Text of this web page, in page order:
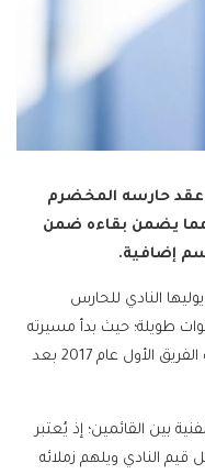
عقد حارسه المخضرم
بينسوليو حتى صيف عام 2027، مما يضمن بقاءه ضمن
إضافية.
النادي للحارس
طويلة؛ حيث بدأ مسيرته
في قطاعات الشباب قبل أن يعود لصفوف الفريق الأول عام 2017 بعد
بين القائمين؛ إذ يُعتبر
النادي ويلهم زملائه